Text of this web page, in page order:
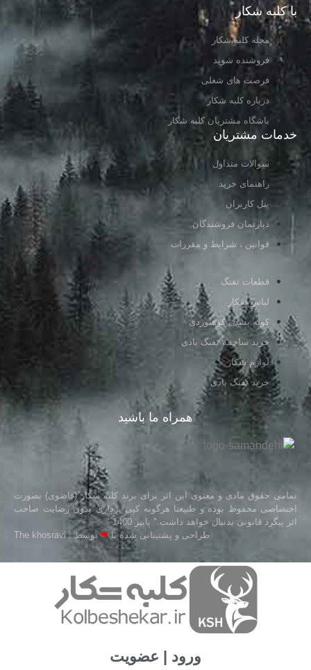
با کلبه شکار
مجله کلبه شکار
فروشنده شوید
فرصت های شغلی
درباره کلبه شکار
باشگاه مشتریان کلبه شکار
خدمات مشتریان
سوالات متداول
راهنمای خرید
پنل کاربران
دپارتمان فروشندگان
قوانین ، شرایط و مقررات
قطعات تفنگ
لباس شکار
کوله پشتی کوهنوردی
خرید ساچمه تفنگ بادی
لوازم شکار
خرید تفنگ بادی
همراه ما باشید
تمامی حقوق مادی و معنوی این اثر برای برند کلبه شکار (قاضوی) بصورت
اختصاصی محفوظ بوده و طبیعتا هرگونه کپی برداری بدون رضایت صاحب
اثر پیگرد قانونی بدنبال خواهد داشت." پاییز 1400 "
طراحی و پشتیبانی شده با❤توسط : The khosravi
ورود | عضویت